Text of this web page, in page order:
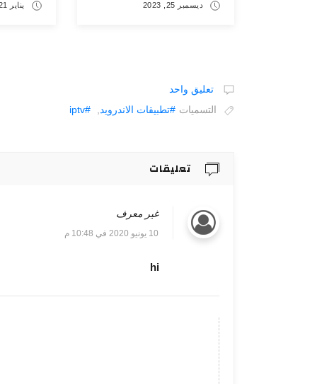
ديسمبر 25, 2023 يناير 21, 2024
تعليق واحد
التسميات #تطبيقات الاندرويد #iptv
تعليقات
غير معرف
10 يونيو 2020 في 10:48 م
hi